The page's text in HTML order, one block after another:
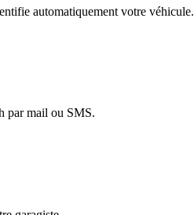
automatiquement votre véhicule.
par mail ou SMS.